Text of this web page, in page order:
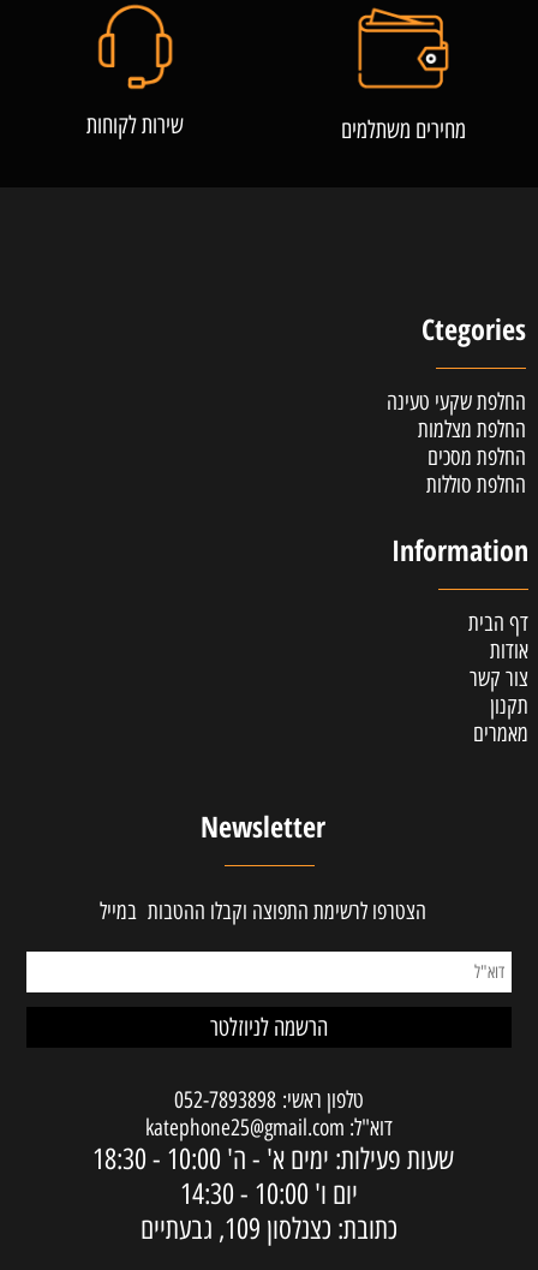
מחירים משתלמים שירות לקוחות
Ctegories
החלפת שקעי טעינה
החלפת מצלמות
החלפת מסכים
החלפת סוללות
Information
דף הבית
אודות
צור קשר
תקנון
מאמרים
Newsletter
הצטרפו לרשימת התפוצה וקבלו ההטבות במייל
טלפון ראשי: 052-7893898
דוא"ל: katephone25@gmail.com
שעות פעילות: ימים א' - ה' 10:00 - 18:30
יום ו' 10:00 - 14:30
כתובת: כצנלסון 109, גבעתיים